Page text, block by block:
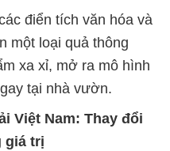
điển tích văn hóa và
một loại quả thông
xa xỉ, mở ra mô hình
tại nhà vườn.
Việt Nam: Thay đổi
giá trị